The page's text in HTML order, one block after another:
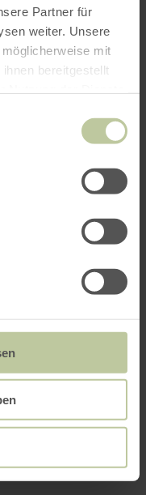
Partner für
weiter. Unsere
mit
bereitgestellt